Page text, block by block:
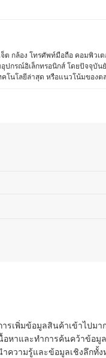
กล้อง โทรศัพท์มือถือ คอมพิวเ
ปกรณ์อิเล็กทรอนิกส์ โดยปัจจุบั
คโนโลยีล่าสุด หรือแนวโน้มของ
เพิ่มข้อมูลสินค้าเข้าไปมา
อหาและทำการค้นคว้าข้อ
ความรู้และข้อมูลเชิงลึกทั้